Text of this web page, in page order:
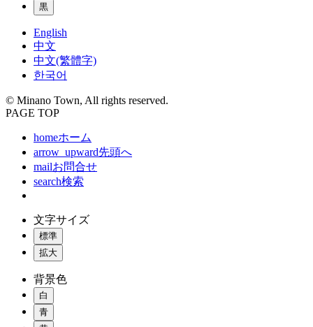
黒
English
中文
中文(繁體字)
한국어
© Minano Town, All rights reserved.
PAGE TOP
homeホーム
arrow_upward先頭へ
mailお問合せ
search検索
文字サイズ
標準
拡大
背景色
白
青